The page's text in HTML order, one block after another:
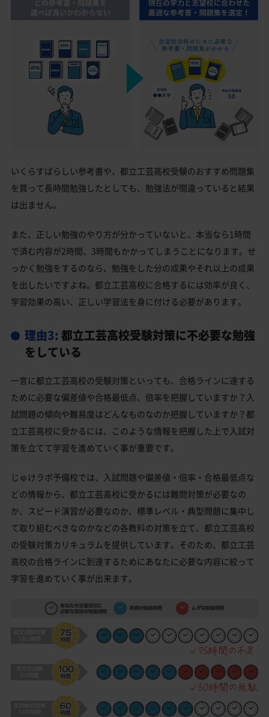
いくらすばらしい参考書や、都立工芸高校受験のおすすめ問題集
を買って長時間勉強したとしても、勉強法が間違っていると結果
は出ません。
また、正しい勉強のやり方が分かっていないと、本当なら1時間
で済む内容が2時間、3時間もかかってしまうことになります。せ
っかく勉強をするのなら、勉強をした分の成果やそれ以上の成果
を出したいですよね。都立工芸高校に合格するには効率が良く、
学習効果の高い、正しい学習法を身に付ける必要があります。
理由3: 都立工芸高校受験対策に不必要な勉強
をしている
一言に都立工芸高校の受験対策といっても、合格ラインに達する
ために必要な偏差値や合格最低点、倍率を把握していますか？入
試問題の傾向や難易度はどんなものなのか把握していますか？都
立工芸高校に受かるには、このような情報を把握した上で入試対
策を立てて学習を進めていく事が重要です。
じゅけラボ予備校では、入試問題や偏差値・倍率・合格最低点な
どの情報から、都立工芸高校に受かるには難問対策が必要なの
か、スピード演習が必要なのか、標準レベル・典型問題に集中し
て取り組むべきなのかなどの各教科の対策を立て、都立工芸高校
の受験対策カリキュラムを提供しています。そのため、都立工芸
高校の合格ラインに到達するためにあなたに必要な内容に絞って
学習を進めていく事が出来ます。